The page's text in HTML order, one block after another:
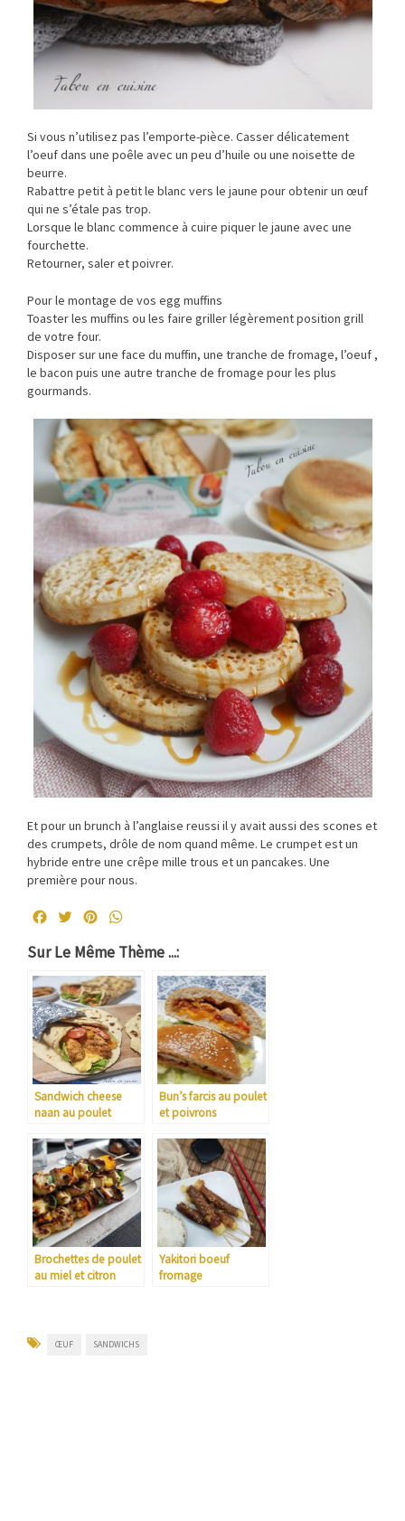
Si vous n’utilisez pas l’emporte-pièce. Casser délicatement
l’oeuf dans une poêle avec un peu d’huile ou une noisette de
beurre.
Rabattre petit à petit le blanc vers le jaune pour obtenir un œuf
qui ne s’étale pas trop.
Lorsque le blanc commence à cuire piquer le jaune avec une
fourchette.
Retourner, saler et poivrer.
Pour le montage de vos egg muffins
Toaster les muffins ou les faire griller légèrement position grill
de votre four.
Disposer sur une face du muffin, une tranche de fromage, l’oeuf ,
le bacon puis une autre tranche de fromage pour les plus
gourmands.
Et pour un brunch à l’anglaise reussi il y avait aussi des scones et
des crumpets, drôle de nom quand même. Le crumpet est un
hybride entre une crêpe mille trous et un pancakes. Une
première pour nous.
FacebookTwitterPinterest
Sur Le Même Thème ...:
Sandwich cheese
naan au poulet
Bun’s farcis au poulet
et poivrons
Brochettes de poulet
au miel et citron
Yakitori boeuf
fromage
ŒUF SANDWICHS